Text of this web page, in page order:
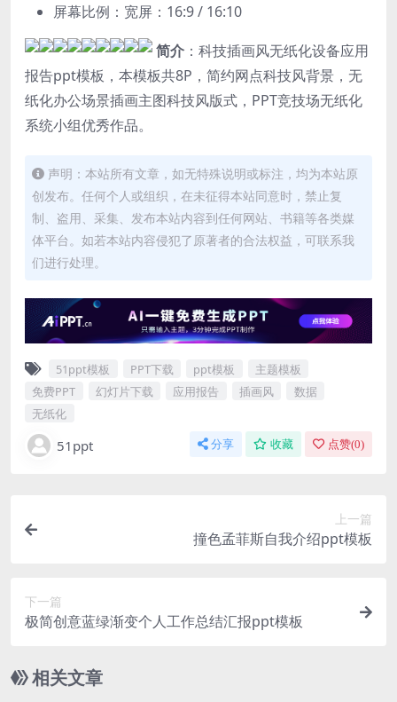
屏幕比例：宽屏：16:9 / 16:10
简介 ：科技插画风无纸化设备应用
报告ppt模板，本模板共8P，简约网点科技风背景，无
纸化办公场景插画主图科技风版式，PPT竞技场无纸化
系统小组优秀作品。
声明：本站所有文章，如无特殊说明或标注，均为本站原
创发布。任何个人或组织，在未征得本站同意时，禁止复
制、盗用、采集、发布本站内容到任何网站、书籍等各类媒
体平台。如若本站内容侵犯了原著者的合法权益，可联系我
们进行处理。
51ppt模板 PPT下载 ppt模板
主题模板
免费PPT
幻灯片下载 应用报告 插画风
数据
无纸化
51ppt 分享 收藏 点赞(0)
上一篇
撞色孟菲斯自我介绍ppt模板
下一篇
极简创意蓝绿渐变个人工作总结汇报ppt模板
相关文章